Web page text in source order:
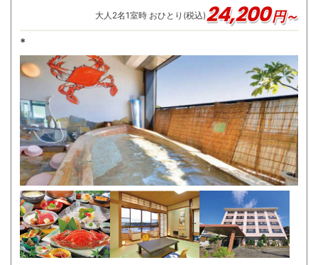
大人 2名1室時 おひとり(税込)24,200円～
*